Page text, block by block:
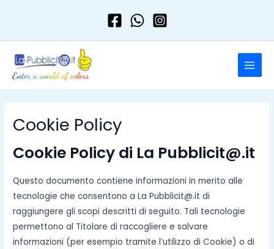
contenuto
MAIN
MENU
Cookie Policy
Cookie Policy di La Pubblicit@.it
Questo documento contiene informazioni in merito alle
tecnologie che consentono a La Pubblicit@.it di
raggiungere gli scopi descritti di seguito. Tali tecnologie
permettono al Titolare di raccogliere e salvare
informazioni (per esempio tramite l’utilizzo di Cookie) o di